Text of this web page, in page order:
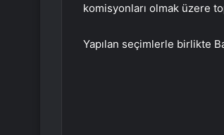
komisyonları olmak üzere
Yapılan seçimlerle birlikte